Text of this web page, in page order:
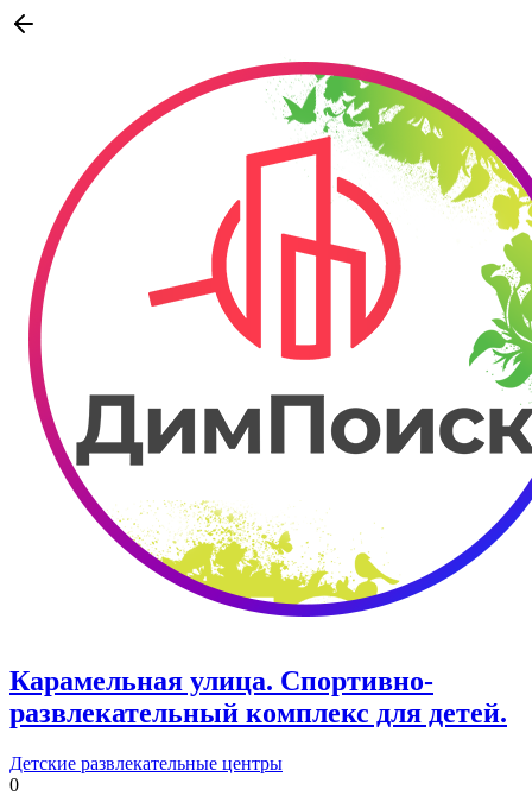
Карамельная улица. ​Спортивно-
развлекательный комплекс для детей.
Детские развлекательные центры
0